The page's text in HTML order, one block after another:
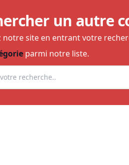
un autre
notre site en entrant votre
parmi notre liste.